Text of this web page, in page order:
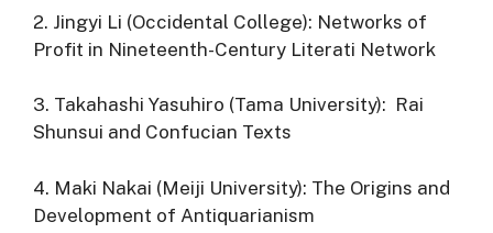
2. Jingyi Li (Occidental College): Networks of
Profit in Nineteenth-Century Literati Network
3. Takahashi Yasuhiro (Tama University): Rai
Shunsui and Confucian Texts
4. Maki Nakai (Meiji University): The Origins and
Development of Antiquarianism